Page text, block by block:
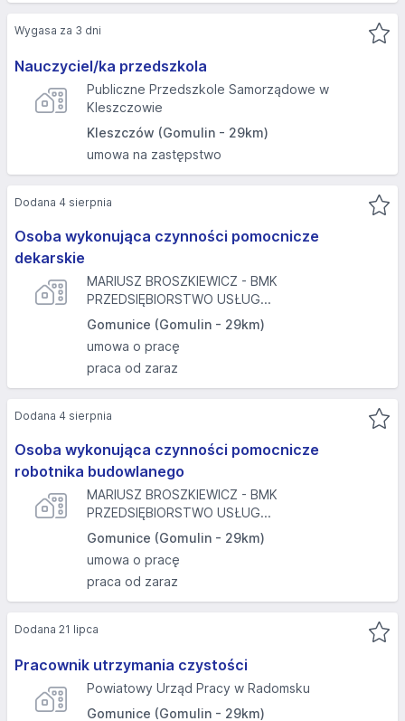
Nauczyciel/ka przedszkola
Publiczne Przedszkole Samorządowe w
Kleszczowie
Kleszczów (Gomulin - 29km)
umowa na zastępstwo
Wygasa za 3 dni
Osoba wykonująca czynności pomocnicze
dekarskie
MARIUSZ BROSZKIEWICZ - BMK
PRZEDSIĘBIORSTWO USŁUG...
Gomunice (Gomulin - 29km)
umowa o pracę
praca od zaraz
Dodana 4 sierpnia
Osoba wykonująca czynności pomocnicze
robotnika budowlanego
MARIUSZ BROSZKIEWICZ - BMK
PRZEDSIĘBIORSTWO USŁUG...
Gomunice (Gomulin - 29km)
umowa o pracę
praca od zaraz
Dodana 4 sierpnia
Pracownik utrzymania czystości
Powiatowy Urząd Pracy w Radomsku
Gomunice (Gomulin - 29km)
Dodana 21 lipca